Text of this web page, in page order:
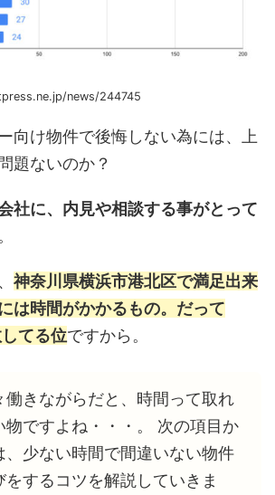
news/244745
向け物件で後悔しない為には、上
題ないのか？
社に、内見や相談する事がとって
。
神奈川県横浜市港北区で満足出来
は時間がかかるもの。だって
てる位ですから。
働きながらだと、時間って取れ
物ですよね・・・。 次の項目か
、少ない時間で間違いない物件
をするコツを解説していきま